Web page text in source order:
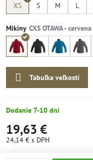
XS
S M L
Mikiny
Tabuľka veľkostí
Dodanie 7-10 dní
19,63 €
24,14 € s DPH